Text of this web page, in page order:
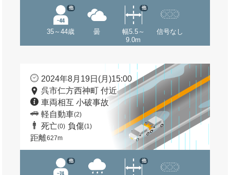
35～44歳
他
曇
幅5.5～
9.0m
他
信号なし
2024年8月19日(月)15:00
呉市仁方西神町 付近
車両相互 小破事故
軽自動車(2)
死亡(0) 負傷(1)
距離627m
他 他